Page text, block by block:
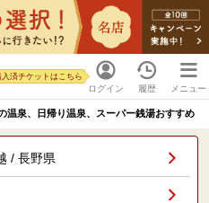
ログイン
入済チケットはこちら
履歴 メニュー
温泉、日帰り温泉、スーパー銭湯おすすめ
/ 長野県